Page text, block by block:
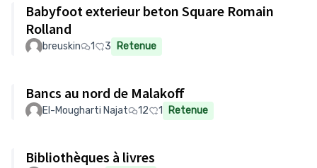
Babyfoot exterieur beton Square Romain
Rolland
breuskin 1 3 Retenue
Bancs au nord de Malakoff
El-Mougharti Najat 12 1 Retenue
Bibliothèques à livres